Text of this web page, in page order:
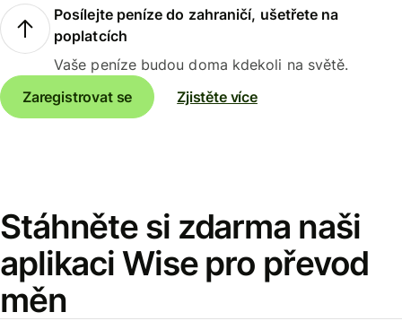
Posílejte peníze do zahraničí, ušetřete na
poplatcích
Vaše peníze budou doma kdekoli na světě.
Zaregistrovat se
Zjistěte více
Stáhněte si zdarma naši
aplikaci Wise pro převod
měn